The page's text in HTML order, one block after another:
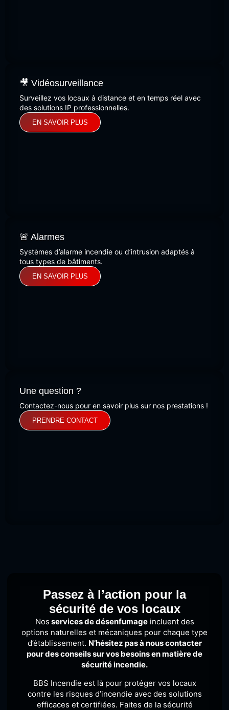
🎥 Vidéosurveillance
Surveillez vos locaux à distance et en temps réel avec
des solutions IP professionnelles.
EN SAVOIR PLUS
🚨 Alarmes
Systèmes d’alarme incendie ou d’intrusion adaptés à
tous types de bâtiments.
EN SAVOIR PLUS
Une question ?
Contactez-nous pour en savoir plus sur nos prestations !
PRENDRE CONTACT
Passez à l’action pour la
sécurité de vos locaux
Nos services de désenfumageincluent des
options naturelles et mécaniques pour chaque type
d’établissement. N’hésitez pas à nous contacter
pour des conseilssur vos besoins en matière de
sécurité incendie.
BBS Incendie est là pour protéger vos locaux
contre les risques d’incendie avec des solutions
efficaces et certifiées. Faites de la sécurité